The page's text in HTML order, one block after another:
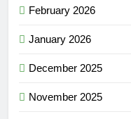
February 2026
January 2026
December 2025
November 2025